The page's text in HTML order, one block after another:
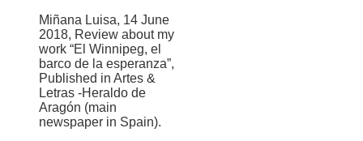
Miñana Luisa, 14 June
2018, Review about my
work “El Winnipeg, el
barco de la esperanza”,
Published in Artes &
Letras -Heraldo de
Aragón (main
newspaper in Spain).